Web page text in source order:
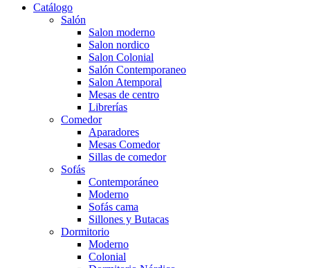
Catálogo
Salón
Salon moderno
Salon nordico
Salon Colonial
Salón Contemporaneo
Salon Atemporal
Mesas de centro
Librerías
Comedor
Aparadores
Mesas Comedor
Sillas de comedor
Sofás
Contemporáneo
Moderno
Sofás cama
Sillones y Butacas
Dormitorio
Moderno
Colonial